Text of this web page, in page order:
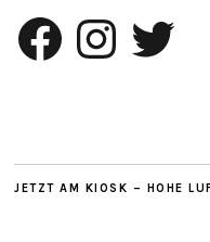
Facebook InstagramTwitter
JETZT AM KIOSK – HOHE